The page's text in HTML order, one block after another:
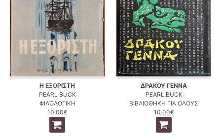
Η ΕΞΟΡΙΣΤΗ
PEARL BUCK
ΦΙΛΟΛΟΓΙΚΗ
10.00€
ΔΡΑΚΟΥ ΓΕΝΝΑ
PEARL BUCK
ΒΙΒΛΙΟΘΗΚΗ ΓΙΑ ΟΛΟΥΣ
10.00€